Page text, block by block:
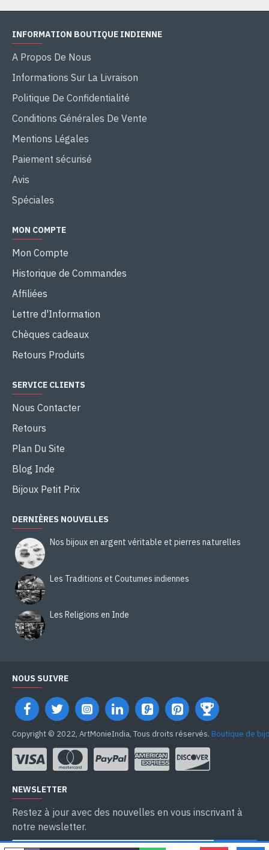
INFORMATION BOUTIQUE INDIENNE
A Propos De Nous
Informations Sur La Livraison
Politique De Confidentialité
Conditions Générales De Vente
Mentions Légales
Paiement sécurisé
Avis
Spéciales
MON COMPTE
Mon Compte
Historique de Commandes
Affiliées
Lettre d'Information
Chèques cadeaux
Retours Produits
SERVICE CLIENTS
Nous Contacter
Retours
Plan Du Site
Blog Inde
Bijoux Petit Prix
DERNIÈRES NOUVELLES
Nos bijoux en argent véritable et pierres naturelles
Les Traditions et Coutumes indiennes
Les Religions en Inde
NOUS SUIVRE
Copyright © 2022, ArtMonieIndia, Tous droits réservés. Boutique de
NEWSLETTER
Restez à jour avec des nouvelles en vous inscrivant à
notre newsletter.